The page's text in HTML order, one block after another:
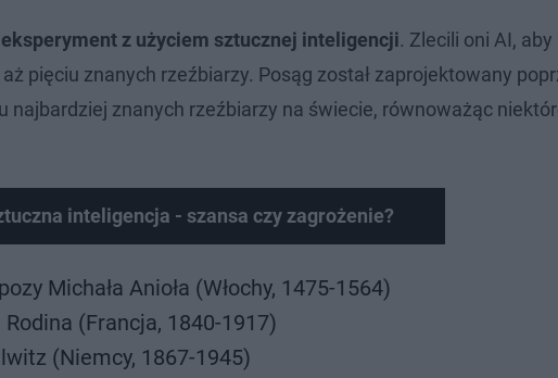
eksperyment z użyciem sztucznej inteligencji. Zlecili oni AI, aby
pięciu znanych rzeźbiarzy. Posąg został zaprojektowany
znanych rzeźbiarzy na świecie, równoważąc
inteligencja - szansa czy zagrożenie?
Michała Anioła (Włochy, 1475-1564)
(Francja, 1840-1917)
(Niemcy, 1867-1945)